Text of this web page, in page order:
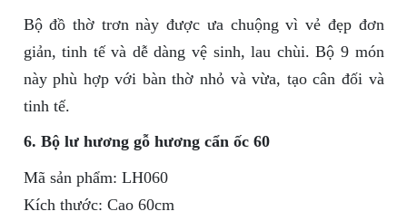
Bộ đồ thờ trơn này được ưa chuộng vì vẻ đẹp đơn
giản, tinh tế và dễ dàng vệ sinh, lau chùi. Bộ 9 món
này phù hợp với bàn thờ nhỏ và vừa, tạo cân đối và
tinh tế.
6. Bộ lư hương gỗ hương cẩn ốc 60
Mã sản phẩm: LH060
Kích thước: Cao 60cm